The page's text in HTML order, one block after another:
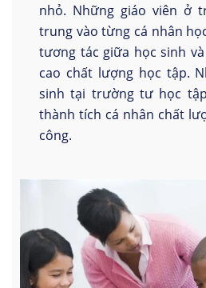
nhỏ. Những giáo viên ở
trung vào từng cá nhân
tương tác giữa học sinh
cao chất lượng học tập.
sinh tại trường tư học
thành tích cá nhân chất
công.